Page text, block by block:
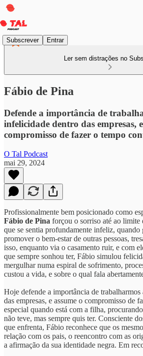
Subscrever Entrar
Ler sem distrações no
Fábio de Pina
Defende a importância de
infelicidade dentro das empresas,
compromisso de fazer o tempo
O Tal Podcast
mai 29, 2024
Profissionalmente bem posicionado como
Fábio de Pina forçou o sorriso até ao limite
que se sentia profundamente infeliz, quando
promover o bem-estar de outras pessoas,
isso, enquanto via o casamento ruir, e com
que sempre sonhou ter, Fábio simulou
mergulhar numa espiral de sofrimento,
custou a vida, e sobre o qual fala
Hoje defende a importância de
das empresas, e assume o compromisso de
especial quando está com a filha,
não teve, mas sempre quis ter. Consciente
que enfrenta, Fábio reconhece que os
relação com os pais, o reencontro com as
a afirmação da sua identidade negra. Em